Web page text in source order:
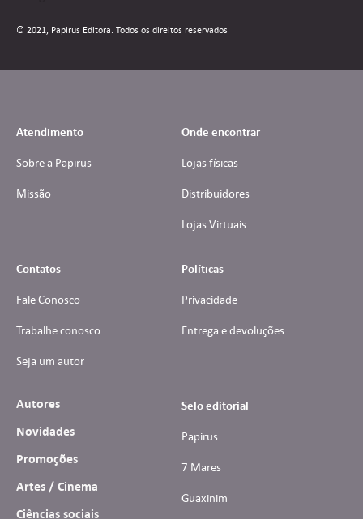
© 2021, Papirus Editora. Todos os direitos reservados
Atendimento
Sobre a Papirus
Missão
Onde encontrar
Lojas físicas
Distribuidores
Lojas Virtuais
Contatos
Fale Conosco
Trabalhe conosco
Seja um autor
Políticas
Privacidade
Entrega e devoluções
Autores
Novidades
Promoções
Artes / Cinema
Ciências sociais
Selo editorial
Papirus
7 Mares
Guaxinim